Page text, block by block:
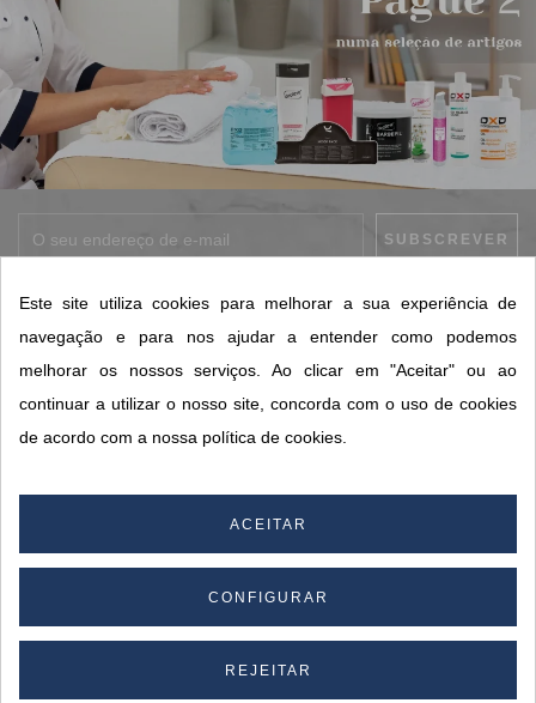
CONTACTOS SORISA
A SUA CONTA
Este site utiliza cookies para melhorar a sua experiência de
navegação e para nos ajudar a entender como podemos
melhorar os nossos serviços. Ao clicar em "Aceitar" ou ao
continuar a utilizar o nosso site, concorda com o uso de cookies
de acordo com a nossa política de cookies.
ACEITAR
CONFIGURAR
REJEITAR